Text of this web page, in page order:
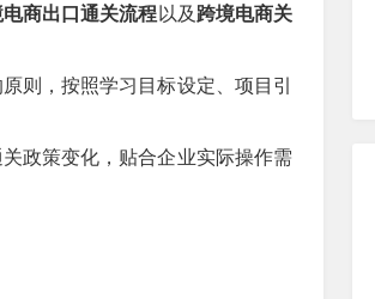
电商出口通关流程 以及 跨境电商关
则，按照学习目标设定、项目引
政策变化，贴合企业实际操作需